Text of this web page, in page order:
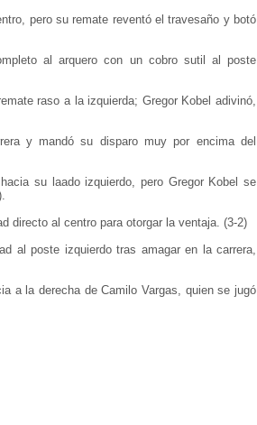
pero su remate reventó el travesaño y botó
al arquero con un cobro sutil al poste
raso a la izquierda; Gregor Kobel adivinó,
y mandó su disparo muy por encima del
su laado izquierdo, pero Gregor Kobel se
directo al centro para otorgar la ventaja. (3-2)
al poste izquierdo tras amagar en la carrera,
a la derecha de Camilo Vargas, quien se jugó